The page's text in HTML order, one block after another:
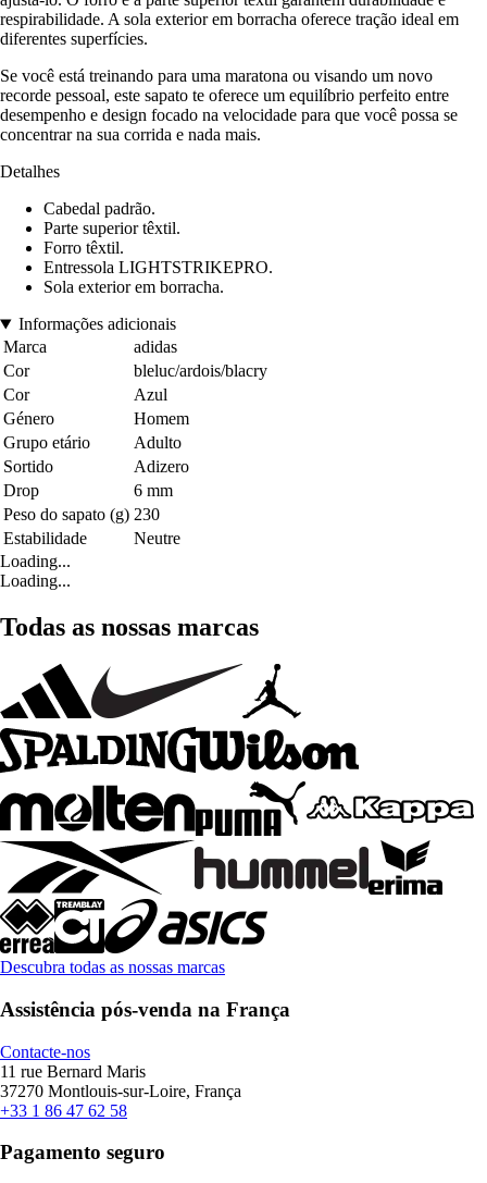
respirabilidade. A sola exterior em borracha oferece tração ideal em
diferentes superfícies.
Se você está treinando para uma maratona ou visando um novo
recorde pessoal, este sapato te oferece um equilíbrio perfeito entre
desempenho e design focado na velocidade para que você possa se
concentrar na sua corrida e nada mais.
Detalhes
Cabedal padrão.
Parte superior têxtil.
Forro têxtil.
Entressola LIGHTSTRIKEPRO.
Sola exterior em borracha.
Informações adicionais
Marca
adidas
Cor
bleluc/ardois/blacry
Cor
Azul
Género
Homem
Grupo etário
Adulto
Sortido
Adizero
Drop
6 mm
Peso do sapato (g) 230
Estabilidade
Neutre
Loading...
Loading...
Todas as nossas marcas
Descubra todas as nossas marcas
Assistência pós-venda na França
Contacte-nos
11 rue Bernard Maris
37270 Montlouis-sur-Loire, França
+33 1 86 47 62 58
Pagamento seguro